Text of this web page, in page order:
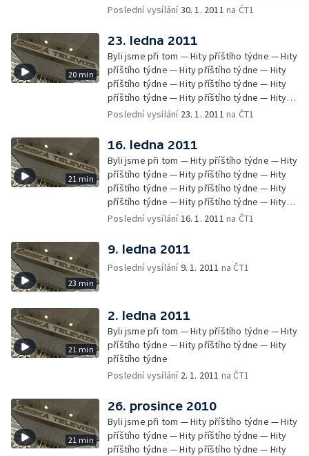
příštího týdne — Hity příštího týdne — Hity
Zprávy Čétéčka
Poslední vysílání30. 1. 2011 na ČT1
20 min
23. ledna 2011
Byli jsme při tom — Hity příštího týdne — Hity
příštího týdne — Hity příštího týdne — Hity
příštího týdne — Hity příštího týdne — Hity
příštího týdne — Hity příštího týdne — Hity
příštího týdne — Hity příštího týdne — Hity
Poslední vysílání 23. 1. 2011 na ČT1
21 min
16. ledna 2011
Byli jsme při tom — Hity příštího týdne — Hity
příštího týdne — Hity příštího týdne — Hity
příštího týdne — Hity příštího týdne — Hity
příštího týdne — Hity příštího týdne — Hity
příštího týdne — Hity příštího týdne — Hity
Zprávy Čétéčka
Poslední vysílání16. 1. 2011 na ČT1
23 min
9. ledna 2011
Poslední vysílání9. 1. 2011 na ČT1
21 min
2. ledna 2011
Byli jsme při tom — Hity příštího týdne — Hity
příštího týdne — Hity příštího týdne — Hity
příštího týdne
Poslední vysílání 2. 1. 2011 na ČT1
21 min
26. prosince 2010
Byli jsme při tom — Hity příštího týdne — Hity
příštího týdne — Hity příštího týdne — Hity
příštího týdne — Hity příštího týdne — Hity